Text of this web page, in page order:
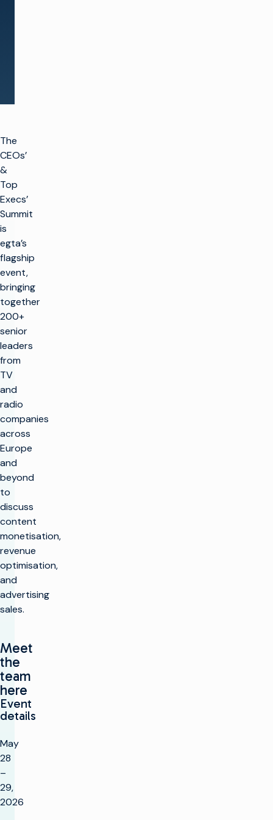
The
CEOs’
&
Top
Execs’
Summit
is
egta’s
flagship
event,
bringing
together
200+
senior
leaders
from
TV
and
radio
companies
across
Europe
and
beyond
to
discuss
content
monetisation,
revenue
optimisation,
and
advertising
sales.
Meet
the
team
here
Event
details
May
28
–
29,
2026